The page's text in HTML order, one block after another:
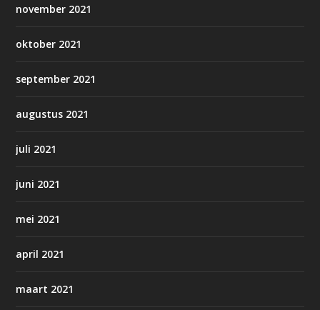
november 2021
oktober 2021
september 2021
augustus 2021
juli 2021
juni 2021
mei 2021
april 2021
maart 2021